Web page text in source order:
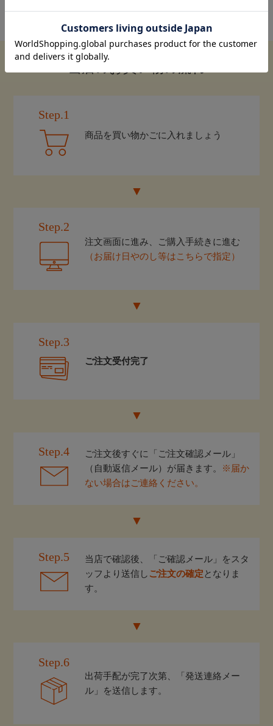
Step.1
商品を買い物かごに入れましょう
Step.2
注文画面に進み、ご購入手続きに進む
（お届け日やのし等はこちらで指定）
Step.3
ご注文受付完了
Step.4
ご注文後すぐに「ご注文確認メール」
（自動返信メール）が届きます。
※届か
ない場合はご連絡ください。
Step.5
当店で確認後、「ご確認メール」をスタ
ッフより送信し ご注文の確定となりま
す。
Step.6
出荷手配が完了次第、「発送連絡メー
ル」を送信します。